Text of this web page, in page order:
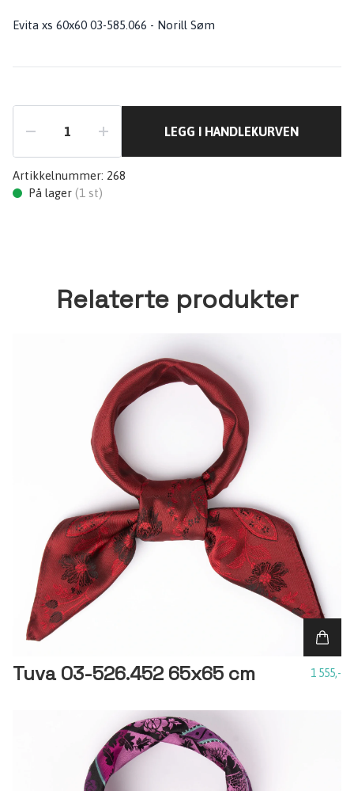
Evita xs 60x60 03-585.066 - Norill Søm
LEGG I HANDLEKURVEN
Artikkelnummer: 268
På lager (1 st)
Relaterte produkter
Tuva 03-526.452 65x65 cm 1 555,-